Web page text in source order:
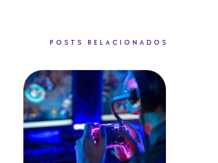
POSTS RELACIONADOS